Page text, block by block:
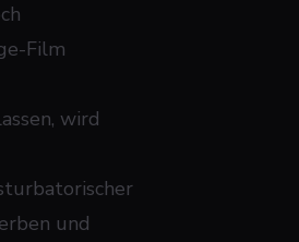
Film
wird
und